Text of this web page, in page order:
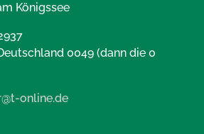
Königssee
0049 (dann die 0
online.de